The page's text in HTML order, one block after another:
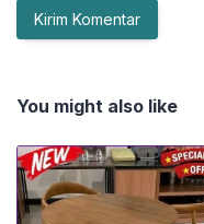
You might also like